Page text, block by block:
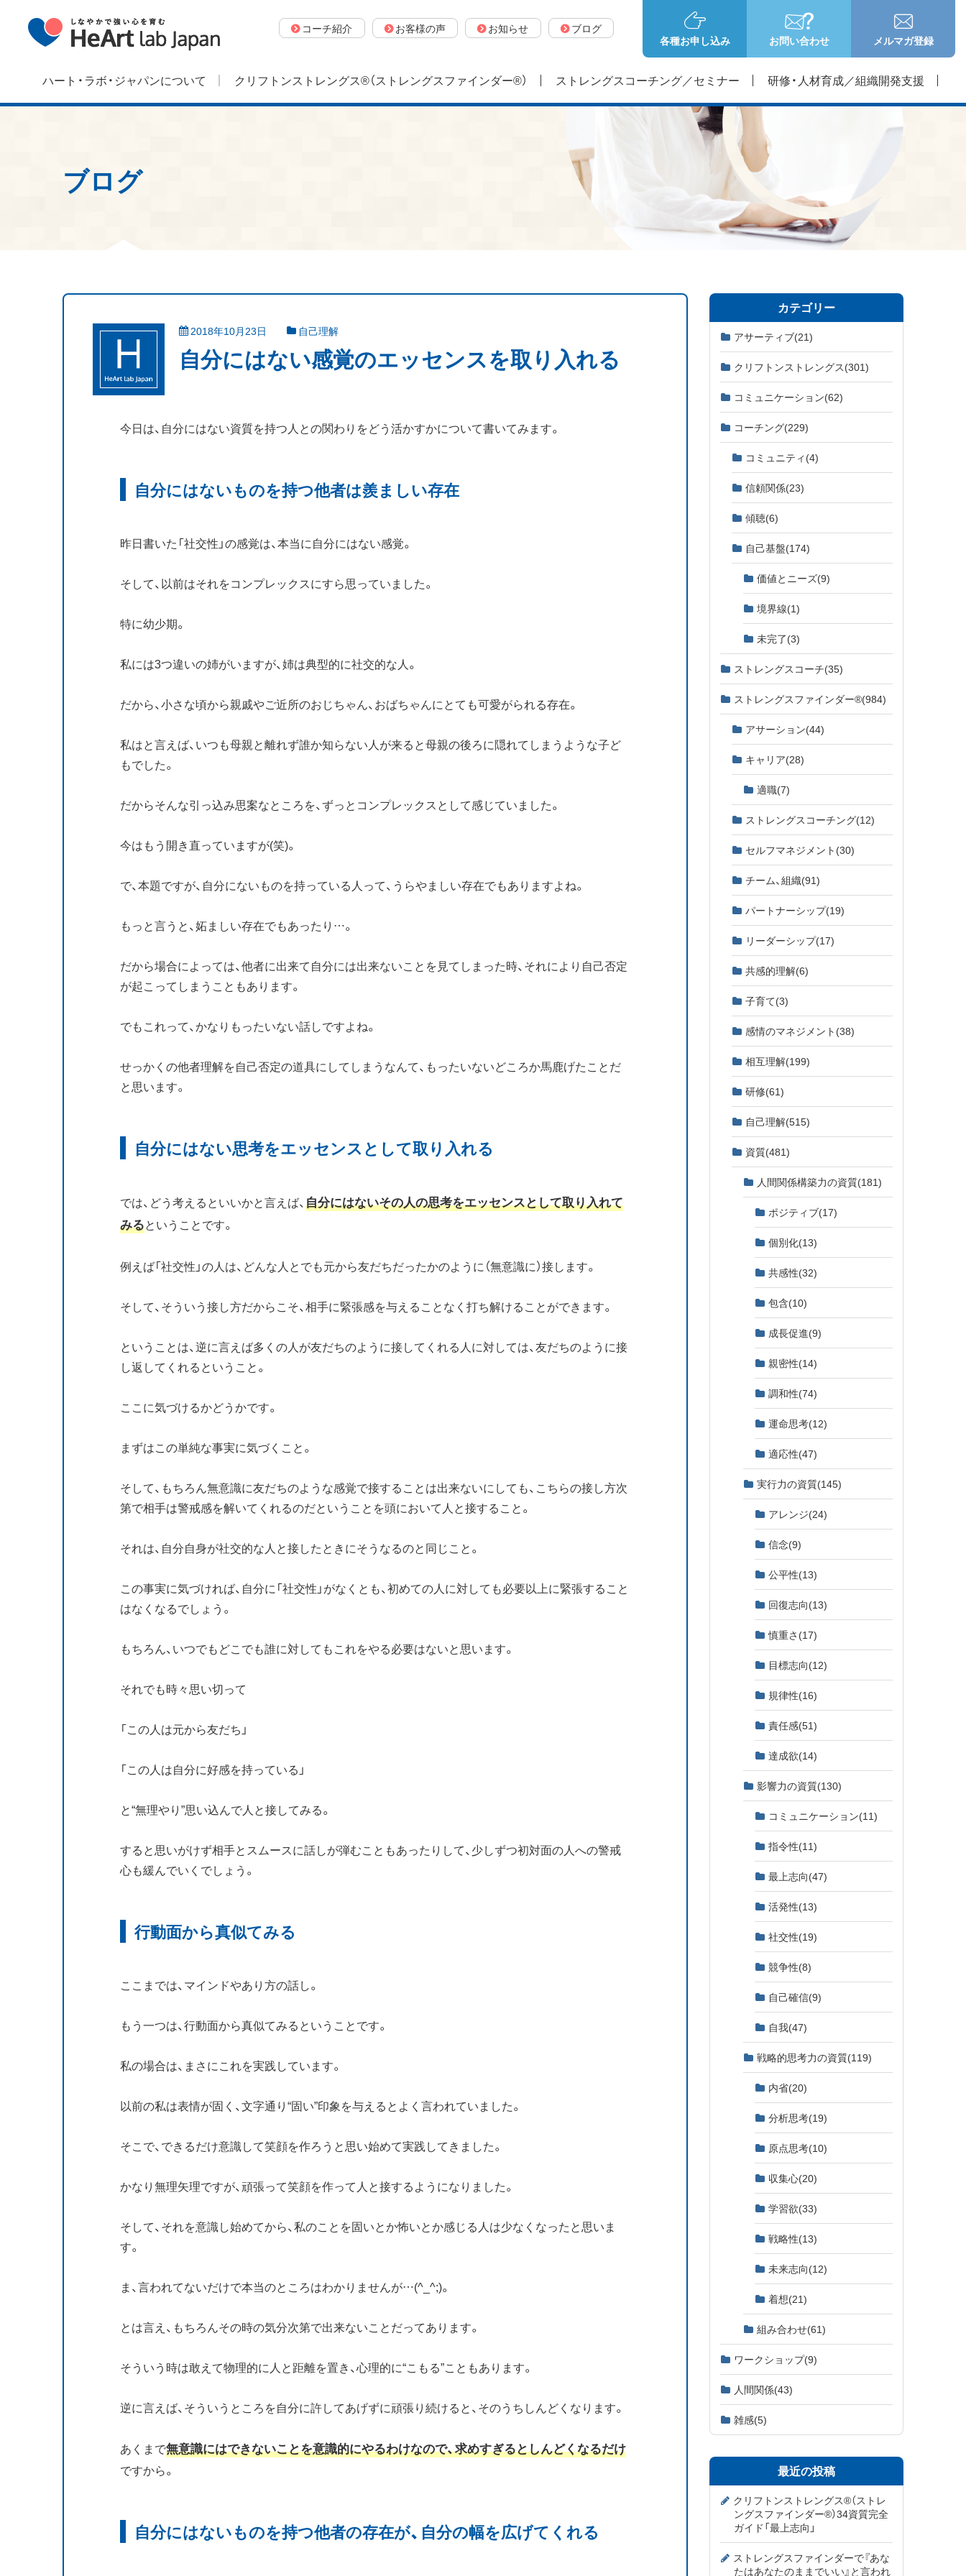
各種お申し込み お問い合わせ メルマガ登録
コーチ紹介 お客様の声 お知らせ ブログ
ハート・ラボ・ジャパンについて クリフトンストレングス®（ストレングスファインダー®） ストレングスコーチング／セミナー 研修・人材育成／組織開発支援
ブログ
2018年10月23日 自己理解
自分にはない感覚のエッセンスを取り入れる
今日は、自分にはない資質を持つ人との関わりをどう活かすかについて書いてみます。
自分にはないものを持つ他者は羨ましい存在
昨日書いた「社交性」の感覚は、本当に自分にはない感覚。
そして、以前はそれをコンプレックスにすら思っていました。
特に幼少期。
私には3つ違いの姉がいますが、姉は典型的に社交的な人。
だから、小さな頃から親戚やご近所のおじちゃん、おばちゃんにとても可愛がられる存在。
私はと言えば、いつも母親と離れず誰か知らない人が来ると母親の後ろに隠れてしまうような子ど
もでした。
だからそんな引っ込み思案なところを、ずっとコンプレックスとして感じていました。
今はもう開き直っていますが(笑)。
で、本題ですが、自分にないものを持っている人って、うらやましい存在でもありますよね。
もっと言うと、妬ましい存在でもあったり…。
だから場合によっては、他者に出来て自分には出来ないことを見てしまった時、それにより自己否定
が起こってしまうこともあります。
でもこれって、かなりもったいない話しですよね。
せっかくの他者理解を自己否定の道具にしてしまうなんて、もったいないどころか馬鹿げたことだ
と思います。
自分にはない思考をエッセンスとして取り入れる
では、どう考えるといいかと言えば、自分にはないその人の思考をエッセンスとして取り入れて
みるということです。
例えば「社交性」の人は、どんな人とでも元から友だちだったかのように（無意識に）接します。
そして、そういう接し方だからこそ、相手に緊張感を与えることなく打ち解けることができます。
ということは、逆に言えば多くの人が友だちのように接してくれる人に対しては、友だちのように接
し返してくれるということ。
ここに気づけるかどうかです。
まずはこの単純な事実に気づくこと。
そして、もちろん無意識に友だちのような感覚で接することは出来ないにしても、こちらの接し方次
第で相手は警戒感を解いてくれるのだということを頭において人と接すること。
それは、自分自身が社交的な人と接したときにそうなるのと同じこと。
この事実に気づければ、自分に「社交性」がなくとも、初めての人に対しても必要以上に緊張すること
はなくなるでしょう。
もちろん、いつでもどこでも誰に対してもこれをやる必要はないと思います。
それでも時々思い切って
「この人は元から友だち」
「この人は自分に好感を持っている」
と“無理やり”思い込んで人と接してみる。
すると思いがけず相手とスムースに話しが弾むこともあったりして、少しずつ初対面の人への警戒
心も緩んでいくでしょう。
行動面から真似てみる
ここまでは、マインドやあり方の話し。
もう一つは、行動面から真似てみるということです。
私の場合は、まさにこれを実践しています。
以前の私は表情が固く、文字通り“固い”印象を与えるとよく言われていました。
そこで、できるだけ意識して笑顔を作ろうと思い始めて実践してきました。
かなり無理矢理ですが、頑張って笑顔を作って人と接するようになりました。
そして、それを意識し始めてから、私のことを固いとか怖いとか感じる人は少なくなったと思いま
す。
ま、言われてないだけで本当のところはわかりませんが…(^_^;)。
とは言え、もちろんその時の気分次第で出来ないことだってあります。
そういう時は敢えて物理的に人と距離を置き、心理的に“こもる”こともあります。
逆に言えば、そういうところを自分に許してあげずに頑張り続けると、そのうちしんどくなります。
あくまで無意識にはできないことを意識的にやるわけなので、求めすぎるとしんどくなるだけ
ですから。
自分にはないものを持つ他者の存在が、自分の幅を広げてくれる
カテゴリー
アサーティブ(21)
クリフトンストレングス(301)
コミュニケーション(62)
コーチング(229)
コミュニティ (4)
信頼関係(23)
傾聴(6)
自己基盤(174)
価値とニーズ(9)
境界線(1)
未完了(3)
ストレングスコーチ(35)
ストレングスファインダー®(984)
アサーション(44)
キャリア(28)
適職(7)
ストレングスコーチング(12)
セルフマネジメント (30)
チーム、組織(91)
パートナーシップ(19)
リーダーシップ(17)
共感的理解(6)
子育て(3)
感情のマネジメント (38)
相互理解(199)
研修(61)
自己理解(515)
資質(481)
人間関係構築力の資質(181)
ポジティブ(17)
個別化(13)
共感性(32)
包含(10)
成長促進(9)
親密性(14)
調和性(74)
運命思考(12)
適応性(47)
実行力の資質(145)
アレンジ(24)
信念(9)
公平性(13)
回復志向(13)
慎重さ (17)
目標志向(12)
規律性(16)
責任感(51)
達成欲(14)
影響力の資質(130)
コミュニケーション(11)
指令性(11)
最上志向(47)
活発性(13)
社交性(19)
競争性(8)
自己確信(9)
自我(47)
戦略的思考力の資質(119)
内省(20)
分析思考(19)
原点思考(10)
収集心(20)
学習欲(33)
戦略性(13)
未来志向(12)
着想(21)
組み合わせ(61)
ワークショップ(9)
人間関係(43)
雑感(5)
最近の投稿
クリフトンストレングス®（ストレ
ングスファインダー®）34資質完全
ガイド「最上志向」
ストレングスファインダーで『あな
たはあなたのままでいい』と言われ